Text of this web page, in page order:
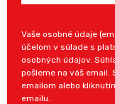
Vaše osobné údaje
účelom v súlade s
osobných údajov.
pošleme na váš email.
emailom alebo
emailu.